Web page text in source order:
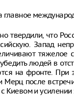
твердили, что
Запад
тяжелое
людей в
на фронте. При
Мерц после
и